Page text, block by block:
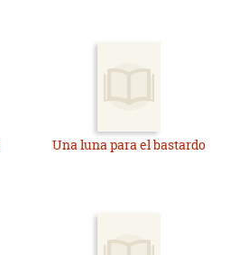
Una luna para el bastardo